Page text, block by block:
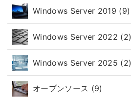
Windows Server 2019 (9)
Windows Server 2022 (2)
Windows Server 2025 (2)
オープンソース (9)